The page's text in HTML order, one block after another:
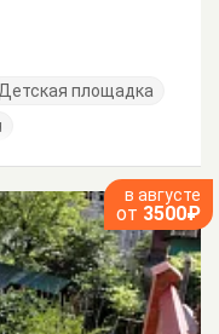
Детская площадка
в августе
от 3500₽